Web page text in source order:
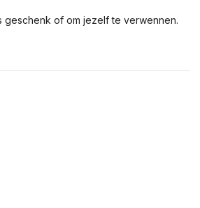
geschenk of om jezelf te verwennen.